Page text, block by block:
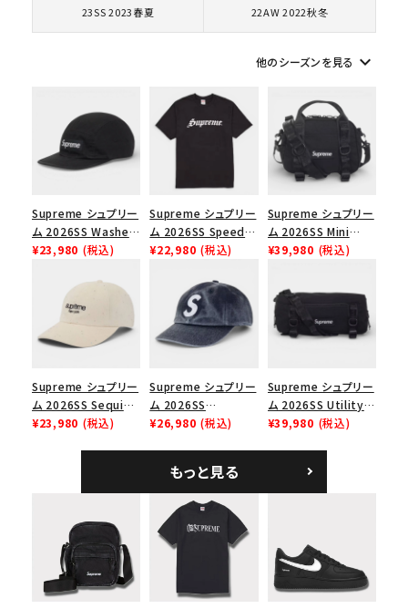
カテゴリーから探す
シーズンから探す
価格から探す
円 ～
在庫のない商品を表示する
23SS 2023春夏 22AW 2022秋冬
他のシーズンを見る keyboard_arrow_down
Supreme シュプリー
ム 2026SS Washed
Chino Twill Camp
ノツイル キャンプキャ
ップ ブラック
¥23,980 (税込)
Supreme シュプリー
ム 2026SS Speed
Tee スピードTシャツ
¥22,980 (税込)
Supreme シュプリー
ム 2026SS Mini
Duffle Bag ミニダッ
¥39,980 (税込)
Supreme シュプリー
ム 2026SS Sequin
Denim Classic
ャップ ナチュラル
¥23,980 (税込)
Supreme シュプリー
ム 2026SS
Pigment Coated S
ゴ 6パネル ネイビー
¥26,980 (税込)
Supreme シュプリー
ム 2026SS Utility
Bag ユーティリティ
¥39,980 (税込)
もっと見る